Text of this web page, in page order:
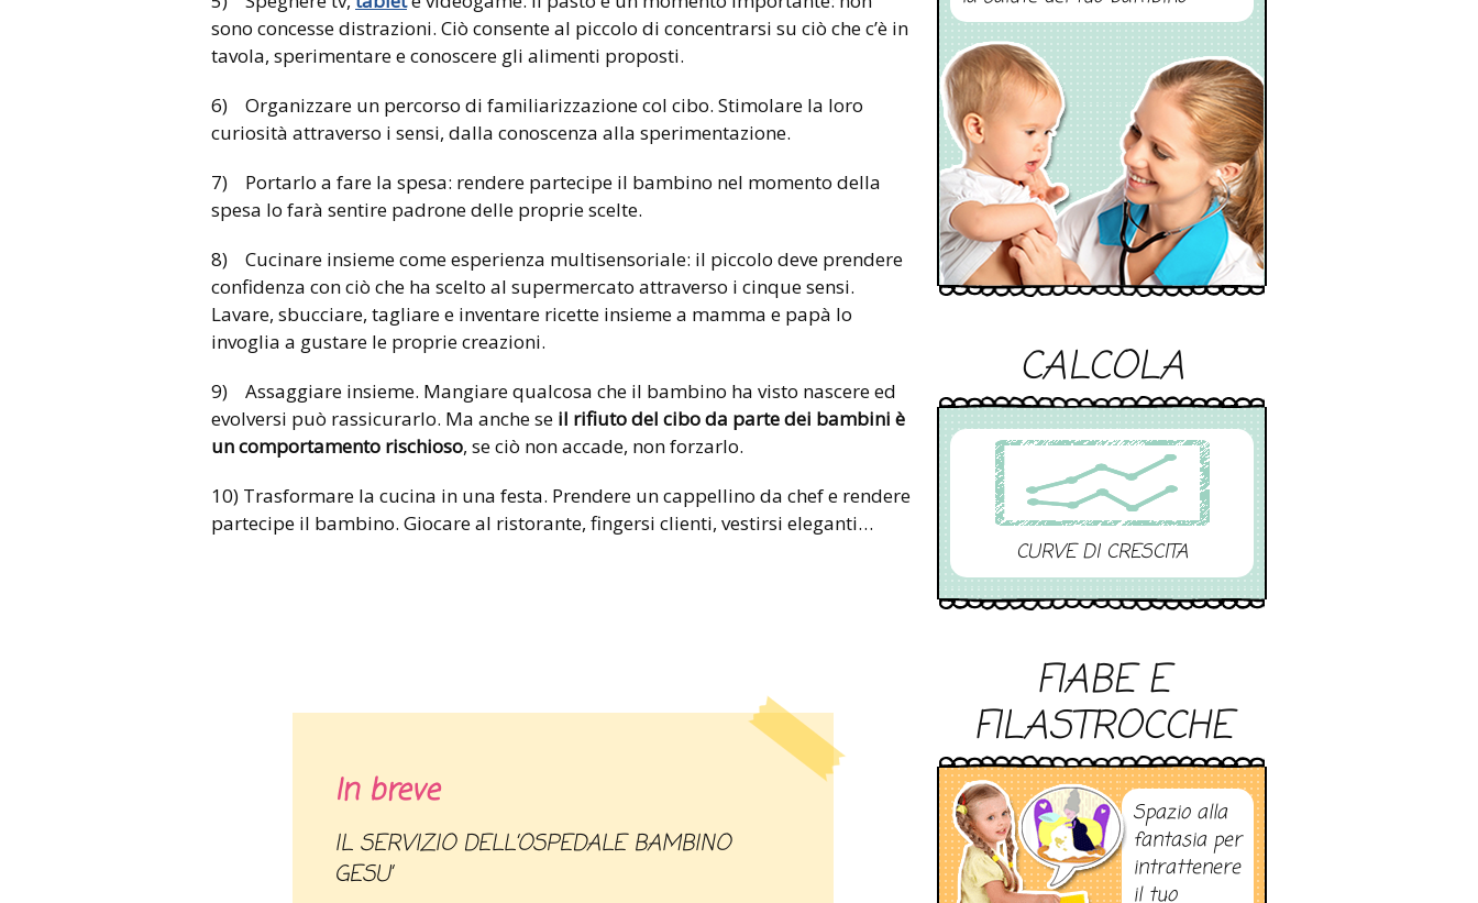
sono concesse distrazioni. Ciò consente al piccolo di concentrarsi su ciò che c’è in
tavola, sperimentare e conoscere gli alimenti proposti.
6) Organizzare un percorso di familiarizzazione col cibo. Stimolare la loro
curiosità attraverso i sensi, dalla conoscenza alla sperimentazione.
7) Portarlo a fare la spesa: rendere partecipe il bambino nel momento della
spesa lo farà sentire padrone delle proprie scelte.
8) Cucinare insieme come esperienza multisensoriale: il piccolo deve prendere
confidenza con ciò che ha scelto al supermercato attraverso i cinque sensi.
Lavare, sbucciare, tagliare e inventare ricette insieme a mamma e papà lo
invoglia a gustare le proprie creazioni.
9) Assaggiare insieme. Mangiare qualcosa che il bambino ha visto nascere ed
evolversi può rassicurarlo. Ma anche se il rifiuto del cibo da parte dei bambini è
un comportamento rischioso, se ciò non accade, non forzarlo.
10) Trasformare la cucina in una festa. Prendere un cappellino da chef e rendere
partecipe il bambino. Giocare al ristorante, fingersi clienti, vestirsi eleganti…
In breve
IL SERVIZIO DELL’OSPEDALE BAMBINO
GESU’
CALCOLA
CURVE DI CRESCITA
FIABE E
FILASTROCCHE
Spazio alla
fantasia per
intrattenere
il tuo